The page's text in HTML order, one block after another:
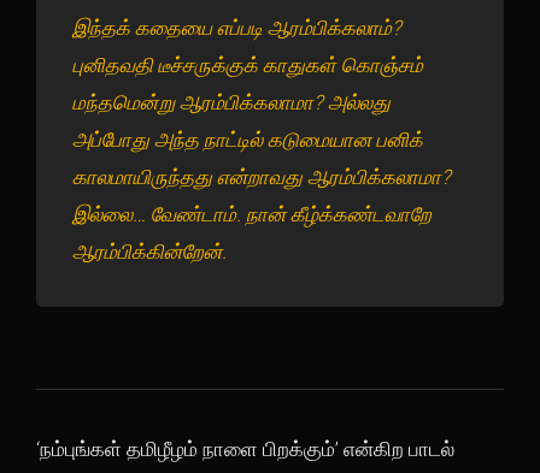
இந்தக் கதையை எப்படி ஆரம்பிக்கலாம்?
புனிதவதி டீச்சருக்குக் காதுகள் கொஞ்சம்
மந்தமென்று ஆரம்பிக்கலாமா? அல்லது
அப்போது அந்த நாட்டில் கடுமையான பனிக்
காலமாயிருந்தது என்றாவது ஆரம்பிக்கலாமா?
இல்லை… வேண்டாம். நான் கீழ்க்கண்டவாறே
ஆரம்பிக்கின்றேன்.
‘நம்புங்கள் தமிழீழம் நாளை பிறக்கும்’ என்கிற பாடல்